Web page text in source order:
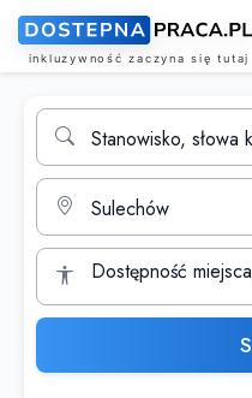
Wyszukiwarka ofert pracy
Stanowisko, słowa
Miasto
Dostępność